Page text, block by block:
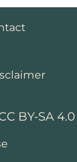
BY-SA 4.0